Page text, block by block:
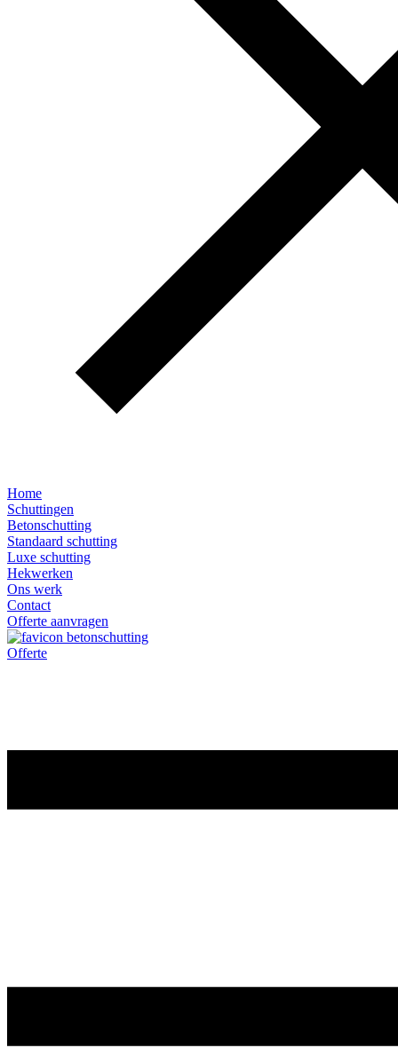
Home
Schuttingen
Betonschutting
Standaard schutting
Luxe schutting
Hekwerken
Ons werk
Contact
Offerte aanvragen
Offerte